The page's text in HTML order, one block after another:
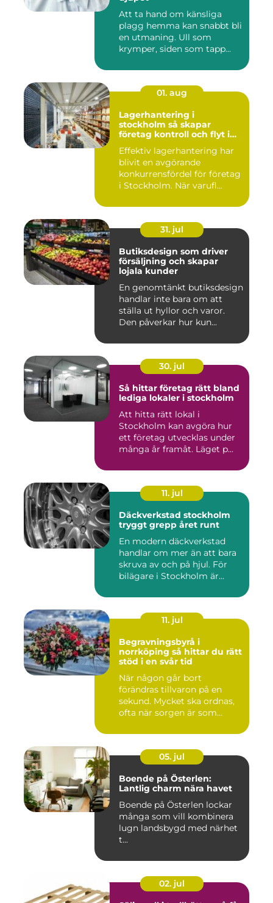
Att ta hand om känsliga
plagg hemma kan snabbt bli
en utmaning. Ull som
krymper, siden som tapp...
01. aug
Lagerhantering i
stockholm så skapar
företag kontroll och flyt i
Effektiv lagerhantering har
blivit en avgörande
konkurrensfördel för företag
i Stockholm. När varufl...
31. jul
Butiksdesign som driver
försäljning och skapar
lojala kunder
En genomtänkt butiksdesign
handlar inte bara om att
ställa ut hyllor och varor.
Den påverkar hur kun...
30. jul
Så hittar företag rätt bland
lediga lokaler i stockholm
Att hitta rätt lokal i
Stockholm kan avgöra hur
ett företag utvecklas under
många år framåt. Läget p...
11. jul
Däckverkstad stockholm
tryggt grepp året runt
En modern däckverkstad
handlar om mer än att bara
skruva av och på hjul. För
bilägare i Stockholm är...
11. jul
Begravningsbyrå i
norrköping så hittar du rätt
stöd i en svår tid
När någon går bort
förändras tillvaron på en
sekund. Mycket ska ordnas,
ofta när sorgen är som
05. jul
Boende på Österlen:
Lantlig charm nära havet
Boende på Österlen lockar
många som vill kombinera
lugn landsbygd med närhet
t...
02. jul